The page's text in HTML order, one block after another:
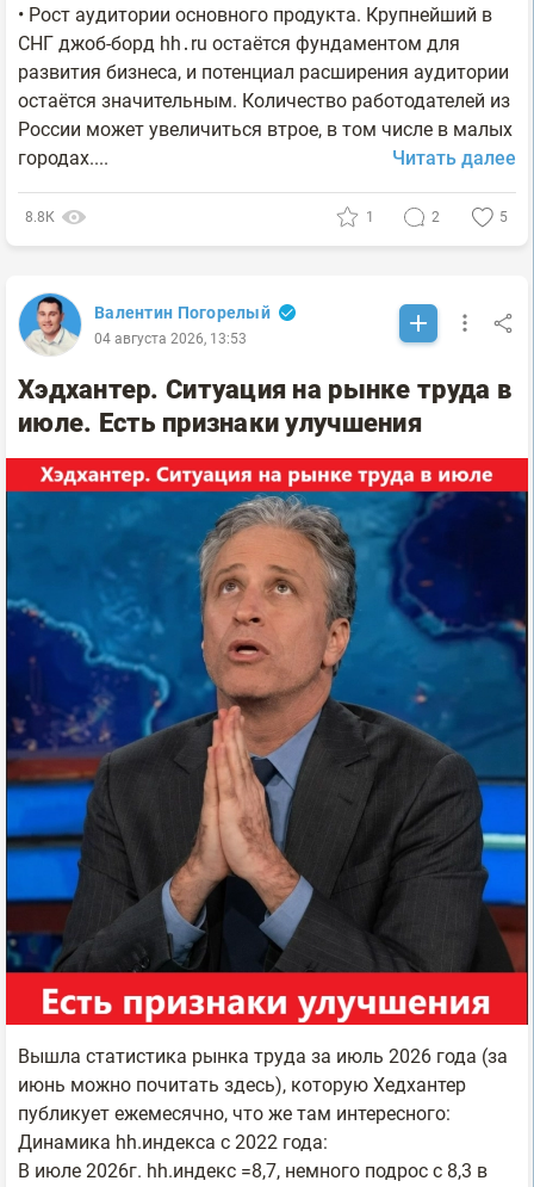
• Рост аудитории основного продукта. Крупнейший в
СНГ джоб-борд hh․ru остаётся фундаментом для
развития бизнеса, и потенциал расширения аудитории
остаётся значительным. Количество работодателей из
России может увеличиться втрое, в том числе в малых
городах....
Читать далее
8.8К 1 2 5
Валентин Погорелый
04 августа 2026, 13:53
Хэдхантер. Ситуация на рынке труда в
июле. Есть признаки улучшения
Вышла статистика рынка труда за июль 2026 года (за
июнь можно почитать здесь), которую Хедхантер
публикует ежемесячно, что же там интересного:
Динамика hh.индекса с 2022 года:
В июле 2026г. hh.индекс =8,7, немного подрос с 8,3 в